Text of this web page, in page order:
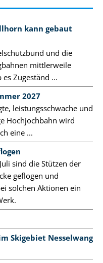
kann gebaut
und die
mittlerweile
Zugeständ ...
2027
leistungsschwache und
Hochjochbahn wird
eine ...
sind die Stützen der
geflogen und
solchen Aktionen ein
Skigebiet Nesselwang